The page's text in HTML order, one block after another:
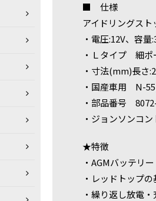
■ 仕様
アイドリングス
・電圧:12V、容
・Ｌタイプ 細ポ
・寸法(mm)長さ
・国産車用 N-
・部品番号
・ジョンソンコ
★特徴
・AGMバッテリー
・レッドトップ
・繰り返し放電